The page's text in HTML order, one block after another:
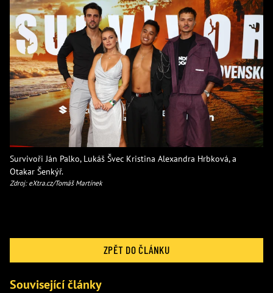
Survivoři Ján Palko, Lukáš Švec Kristina Alexandra Hrbková, a
Otakar Šenkýř.
Zdroj: eXtra.cz/Tomáš Martínek
ZPĚT DO ČLÁNKU
Související články